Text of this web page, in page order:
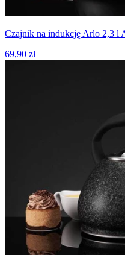
Czajnik na indukcję Arlo 2,3 l
69,90 zł